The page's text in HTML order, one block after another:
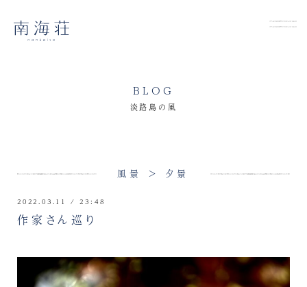
BLOG
淡路島の風
風景 > 夕景
2022.03.11 / 23:48
作家さん巡り